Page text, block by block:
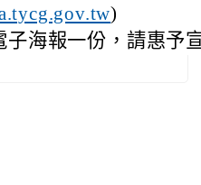
)
子海報一份，請惠予